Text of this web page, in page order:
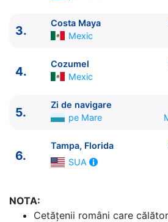
ITINERARIU
Ziua | Portul | Sosire - Plecare
1. Tampa, Florida
Zi de navigare
4. Cozumel
5.
Zi de navigare pe Mare 0:00
3.
Costa Maya
Mexic
4.
Cozumel
Mexic
5.
Zi de navigare
pe Mare
6.
Tampa, Florida
SUA
NOTA:
Cetăţenii români care